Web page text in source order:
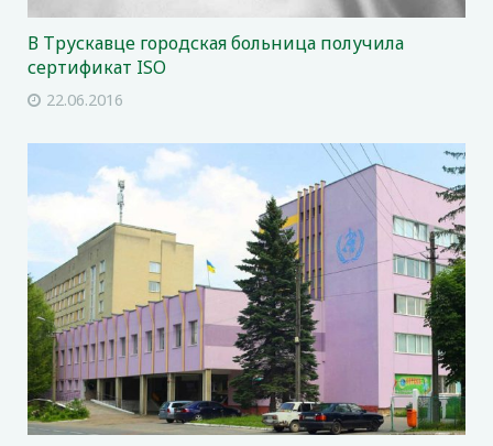
В Трускавце городская больница получила
сертификат ISO
22.06.2016